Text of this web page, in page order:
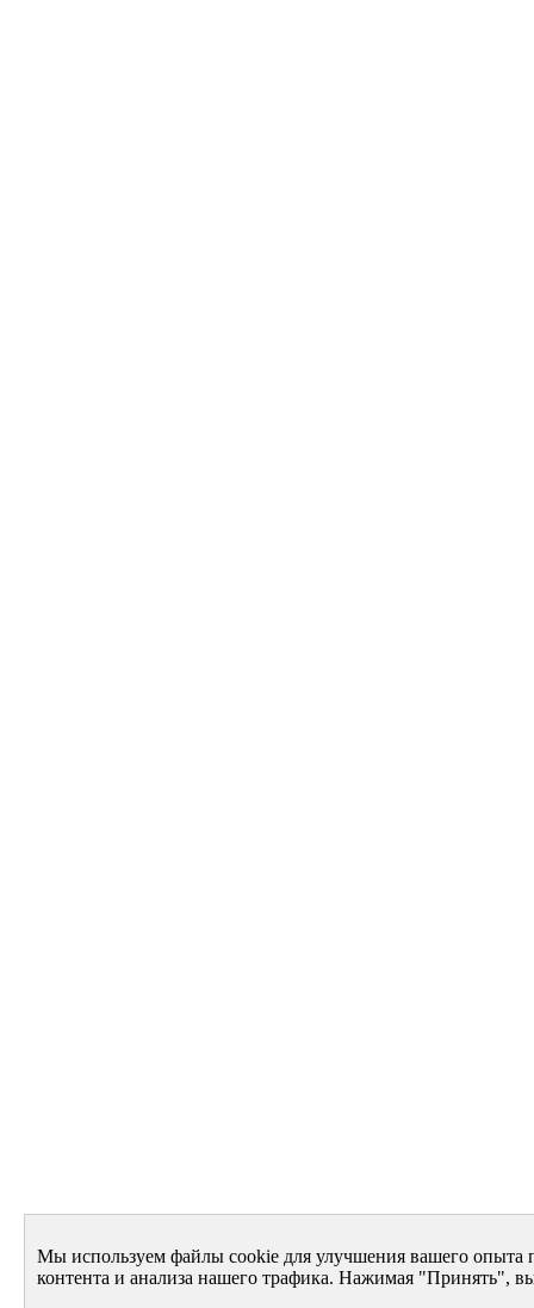
Мы используем файлы cookie для улучшения вашего опыта
контента и анализа нашего трафика. Нажимая "Принять",